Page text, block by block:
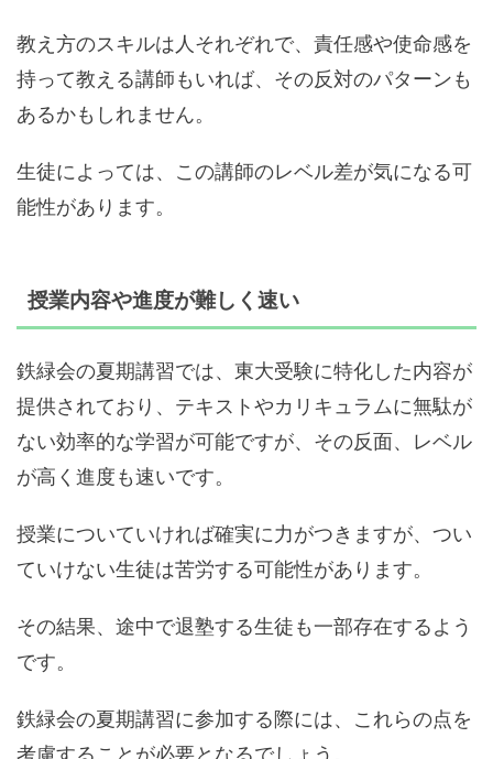
教え方のスキルは人それぞれで、責任感や使命感を
持って教える講師もいれば、その反対のパターンも
あるかもしれません。
生徒によっては、この講師のレベル差が気になる可
能性があります。
授業内容や進度が難しく速い
鉄緑会の夏期講習では、東大受験に特化した内容が
提供されており、テキストやカリキュラムに無駄が
ない効率的な学習が可能ですが、その反面、レベル
が高く進度も速いです。
授業についていければ確実に力がつきますが、つい
ていけない生徒は苦労する可能性があります。
その結果、途中で退塾する生徒も一部存在するよう
です。
鉄緑会の夏期講習に参加する際には、これらの点を
考慮することが必要となるでしょう。